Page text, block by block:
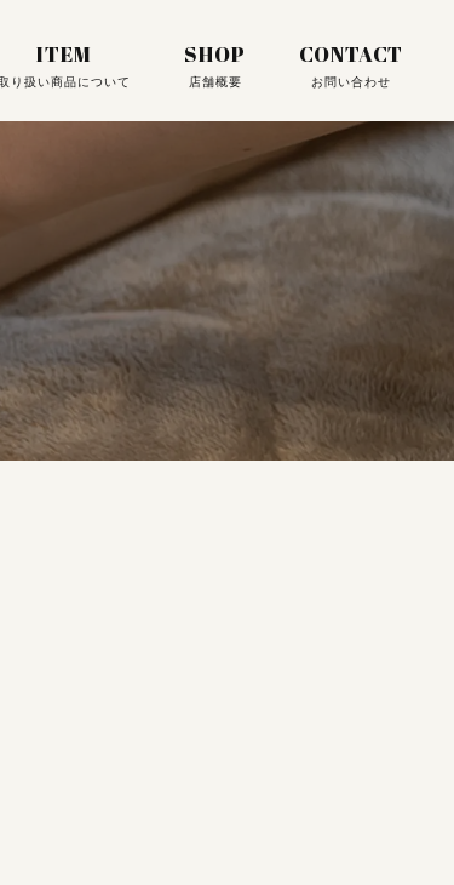
ITEM SHOP CONTACT